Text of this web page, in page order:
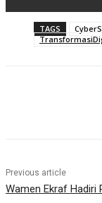
TAGS
Previous article
Wamen Ekraf Hadiri